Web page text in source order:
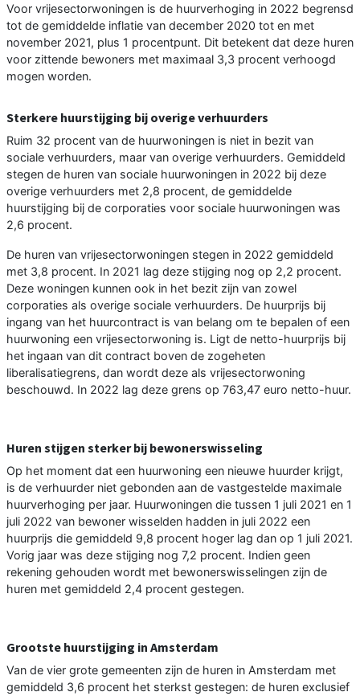
Voor vrijesectorwoningen is de huurverhoging in 2022 begrensd
tot de gemiddelde inflatie van december 2020 tot en met
november 2021, plus 1 procentpunt. Dit betekent dat deze huren
voor zittende bewoners met maximaal 3,3 procent verhoogd
mogen worden.
Sterkere huurstijging bij overige verhuurders
Ruim 32 procent van de huurwoningen is niet in bezit van
sociale verhuurders, maar van overige verhuurders. Gemiddeld
stegen de huren van sociale huurwoningen in 2022 bij deze
overige verhuurders met 2,8 procent, de gemiddelde
huurstijging bij de corporaties voor sociale huurwoningen was
2,6 procent.
De huren van vrijesectorwoningen stegen in 2022 gemiddeld
met 3,8 procent. In 2021 lag deze stijging nog op 2,2 procent.
Deze woningen kunnen ook in het bezit zijn van zowel
corporaties als overige sociale verhuurders. De huurprijs bij
ingang van het huurcontract is van belang om te bepalen of een
huurwoning een vrijesectorwoning is. Ligt de netto-huurprijs bij
het ingaan van dit contract boven de zogeheten
liberalisatiegrens, dan wordt deze als vrijesectorwoning
beschouwd. In 2022 lag deze grens op 763,47 euro netto-huur.
Huren stijgen sterker bij bewonerswisseling
Op het moment dat een huurwoning een nieuwe huurder krijgt,
is de verhuurder niet gebonden aan de vastgestelde maximale
huurverhoging per jaar. Huurwoningen die tussen 1 juli 2021 en 1
juli 2022 van bewoner wisselden hadden in juli 2022 een
huurprijs die gemiddeld 9,8 procent hoger lag dan op 1 juli 2021.
Vorig jaar was deze stijging nog 7,2 procent. Indien geen
rekening gehouden wordt met bewonerswisselingen zijn de
huren met gemiddeld 2,4 procent gestegen.
Grootste huurstijging in Amsterdam
Van de vier grote gemeenten zijn de huren in Amsterdam met
gemiddeld 3,6 procent het sterkst gestegen: de huren exclusief